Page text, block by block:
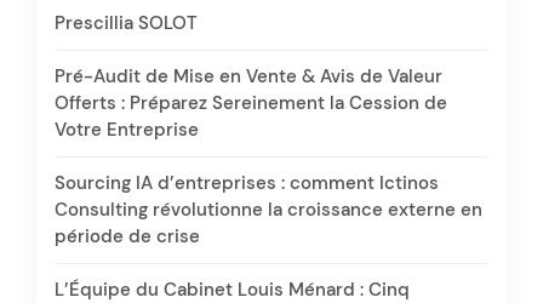
Prescillia SOLOT
Pré-Audit de Mise en Vente & Avis de Valeur
Offerts : Préparez Sereinement la Cession de
Votre Entreprise
Sourcing IA d’entreprises : comment Ictinos
Consulting révolutionne la croissance externe en
période de crise
L’Équipe du Cabinet Louis Ménard : Cinq